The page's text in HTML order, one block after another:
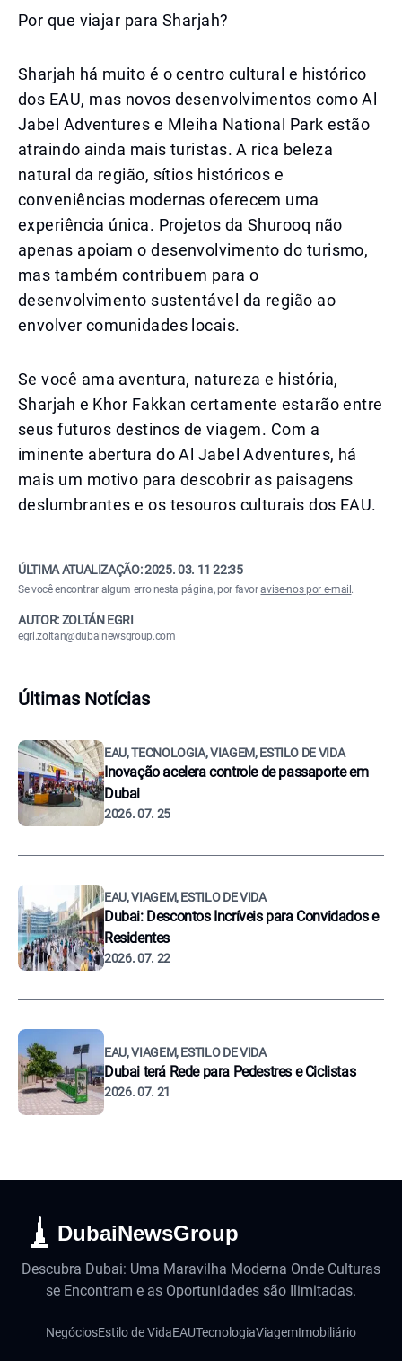
Por que viajar para Sharjah?
Sharjah há muito é o centro cultural e histórico
dos EAU, mas novos desenvolvimentos como Al
Jabel Adventures e Mleiha National Park estão
atraindo ainda mais turistas. A rica beleza
natural da região, sítios históricos e
conveniências modernas oferecem uma
experiência única. Projetos da Shurooq não
apenas apoiam o desenvolvimento do turismo,
mas também contribuem para o
desenvolvimento sustentável da região ao
envolver comunidades locais.
Se você ama aventura, natureza e história,
Sharjah e Khor Fakkan certamente estarão entre
seus futuros destinos de viagem. Com a
iminente abertura do Al Jabel Adventures, há
mais um motivo para descobrir as paisagens
deslumbrantes e os tesouros culturais dos EAU.
ÚLTIMA ATUALIZAÇÃO:2025. 03. 11 22:35
Se você encontrar algum erro nesta página, por favoravise-nos por e-mail .
AUTOR: ZOLTÁN EGRI
egri.zoltan@dubainewsgroup.com
Últimas Notícias
EAU, TECNOLOGIA, VIAGEM, ESTILO DE VIDA
Inovação acelera controle de passaporte em
Dubai
2026. 07. 25
EAU, VIAGEM, ESTILO DE VIDA
Dubai: Descontos Incríveis para Convidados e
Residentes
2026. 07. 22
EAU, VIAGEM, ESTILO DE VIDA
Dubai terá Rede para Pedestres e Ciclistas
2026. 07. 21
DubaiNewsGroup
Descubra Dubai: Uma Maravilha Moderna Onde Culturas
se Encontram e as Oportunidades são Ilimitadas.
NegóciosEstilo de VidaEAUTecnologiaViagemImobiliário